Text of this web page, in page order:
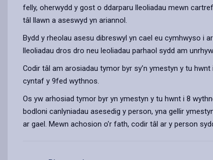
felly, oherwydd y gost o ddarparu lleoliadau mewn
tâl llawn a aseswyd yn ariannol.
Bydd y rheolau asesu dibreswyl yn cael eu cymhwyso i
lleoliadau dros dro neu leoliadau parhaol sydd am
Codir tâl am arosiadau tymor byr sy’n ymestyn y tu
cyntaf y 9fed wythnos.
Os yw arhosiad tymor byr yn ymestyn y tu hwnt i 8
bodloni canlyniadau asesedig y person, yna gellir
ar gael. Mewn achosion o’r fath, codir tâl ar y person